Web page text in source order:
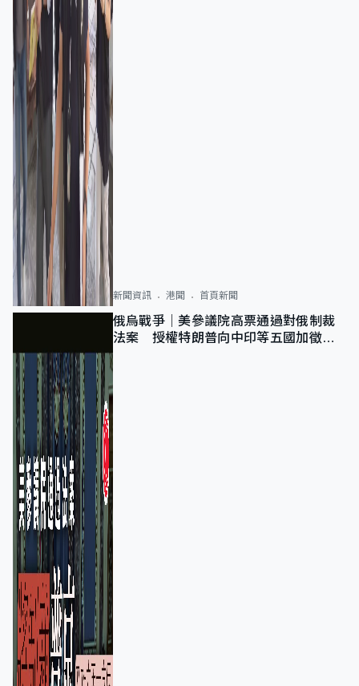
新聞資訊 港聞 首頁新聞
俄烏戰爭｜美參議院高票通過對俄制裁
法案 授權特朗普向中印等五國加徵
100%關稅